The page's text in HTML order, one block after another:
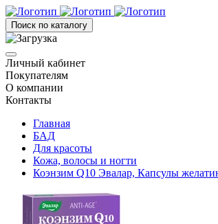
Поиск по каталогу
Личный кабинет
Покупателям
О компании
Контакты
Главная
БАД
Для красоты
Кожа, волосы и ногти
Коэнзим Q10 Эвалар, Капсулы